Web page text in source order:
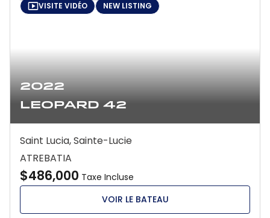
2022
Leopard 42
VISITE VIDÉO NEW LISTING
Saint Lucia, Sainte-Lucie
ATREBATIA
$486,000 Taxe Incluse
VOIR LE BATEAU